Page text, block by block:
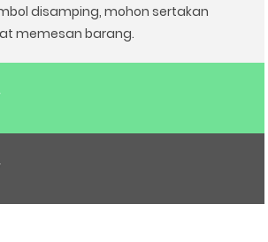
disamping, mohon sertakan
memesan barang.